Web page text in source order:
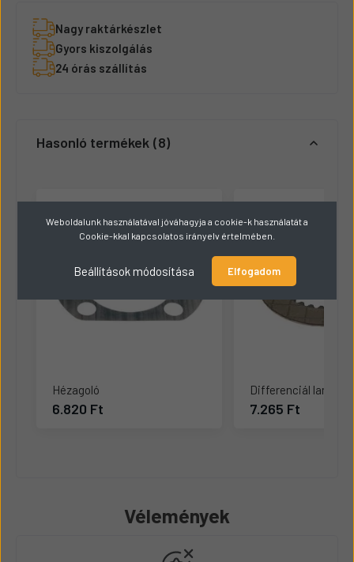
Nagy raktárkészlet
Gyors kiszolgálás
24 órás szállítás
Hasonló termékek 8
Hézagoló
6.820 Ft
Differenciál lamella
7.265 Ft
Vélemények
Weboldalunk használatával jóváhagyja a cookie-k használatát a
Cookie-kkal kapcsolatos irányelv értelmében.
Beállítások módosítása Elfogadom